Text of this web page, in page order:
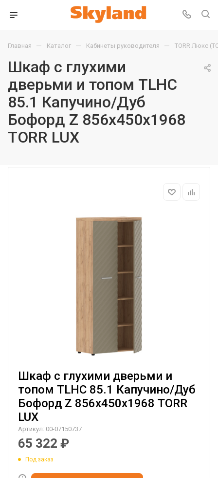
Главная — Каталог — Кабинеты руководителя — TORR Люкс
Шкаф с глухими
дверьми и топом TLHC
85.1 Капучино/Дуб
Бофорд Z 856х450х1968
TORR LUX
Шкаф с глухими дверьми и
топом TLHC 85.1 Капучино/Дуб
Бофорд Z 856х450х1968 TORR
LUX
Артикул: 00-07150737
65 322 ₽
Под заказ